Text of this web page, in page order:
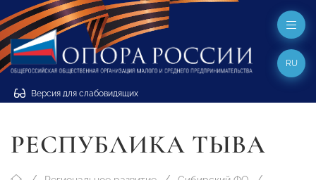
Версия для слабовидящих
RU
РЕСПУБЛИКА ТЫВА